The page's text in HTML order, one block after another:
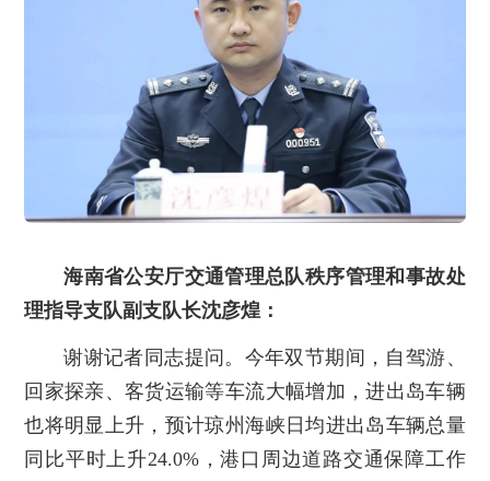
海南省公安厅交通管理总队秩序管理和事故处
理指导支队副支队长沈彦煌：
谢谢记者同志提问。今年双节期间，自驾游、
回家探亲、客货运输等车流大幅增加，进出岛车辆
也将明显上升，预计琼州海峡日均进出岛车辆总量
同比平时上升24.0%，港口周边道路交通保障工作